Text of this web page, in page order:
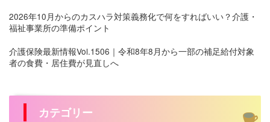
2026年10月からのカスハラ対策義務化で何をすればいい？介護・
福祉事業所の準備ポイント
介護保険最新情報Vol.1506｜令和8年8月から一部の補足給付対象
者の食費・居住費が見直しへ
カテゴリー